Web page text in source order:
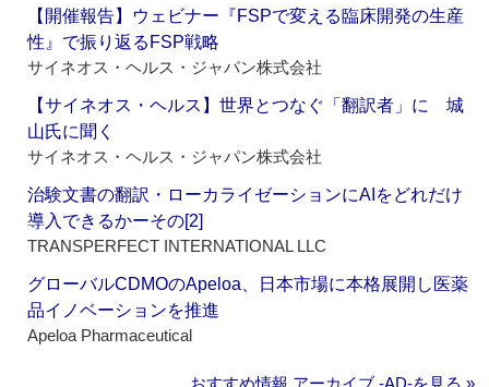
【開催報告】ウェビナー『FSPで変える臨床開発の生産
性』で振り返るFSP戦略
サイネオス・ヘルス・ジャパン株式会社
【サイネオス・ヘルス】世界とつなぐ「翻訳者」に 城
山氏に聞く
サイネオス・ヘルス・ジャパン株式会社
治験文書の翻訳・ローカライゼーションにAIをどれだけ
導入できるかーその[2]
TRANSPERFECT INTERNATIONAL LLC
グローバルCDMOのApeloa、日本市場に本格展開し医薬
品イノベーションを推進
Apeloa Pharmaceutical